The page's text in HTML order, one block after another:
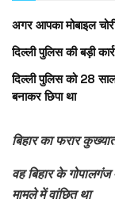
अगर आपका मोबाइल
दिल्ली पुलिस की बड़ी
दिल्ली पुलिस को 28
बनाकर छिपा था
बिहार का फरार
वह बिहार के
मामले में वांछित था